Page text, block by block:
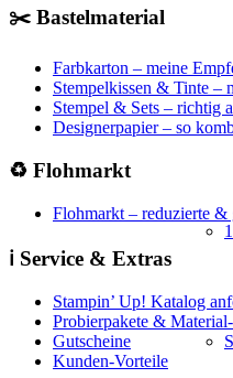
✂️ Bastelmaterial
Farbkarton – meine
Stempelkissen & Tinte –
Stempel & Sets – richtig
Designerpapier – so
♻️ Flohmarkt
Flohmarkt – reduzierte &
ℹ️ Service & Extras
Stampin’ Up! Katalog
Probierpakete &
Gutscheine
Kunden-Vorteile